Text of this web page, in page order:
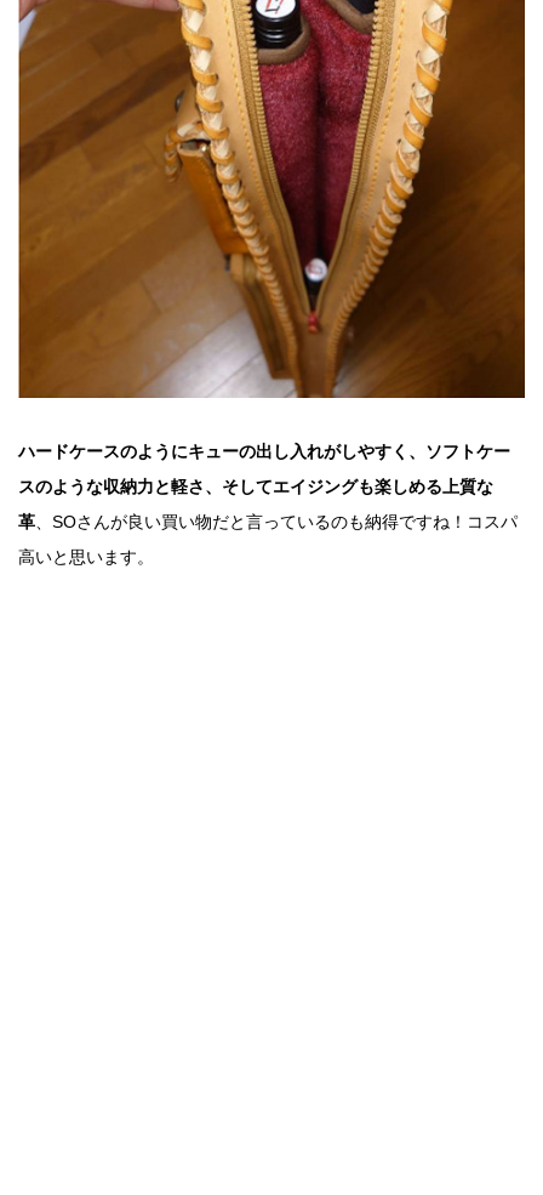
ハードケースのようにキューの出し入れがしやすく、ソフトケー
スのような収納力と軽さ、そしてエイジングも楽しめる上質な
革 、SOさんが良い買い物だと言っているのも納得ですね！コスパ
高いと思います。